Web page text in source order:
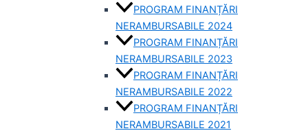
PROGRAM FINANȚĂRI
NERAMBURSABILE 2024
PROGRAM FINANȚĂRI
NERAMBURSABILE 2023
PROGRAM FINANȚĂRI
NERAMBURSABILE 2022
PROGRAM FINANȚĂRI
NERAMBURSABILE 2021